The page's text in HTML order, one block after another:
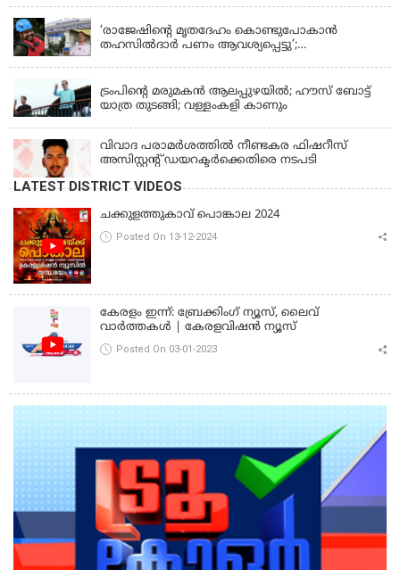
‘രാജേഷിന്‍റെ മൃതദേഹം കൊണ്ടുപോകാന്‍
തഹസില്‍ദാര്‍ പണം ആവശ്യപ്പെട്ടു’;
ട്രംപിന്റെ മരുമകന്‍ ആലപ്പുഴയില്‍; ഹൗസ് ബോട്ട്
യാത്ര തുടങ്ങി; വള്ളംകളി കാണും
വിവാദ പരാമര്‍ശത്തില്‍ നീണ്ടകര ഫിഷറീസ്
അസിസ്റ്റന്റ് ഡയറക്ടര്‍ക്കെതിരെ നടപടി
LATEST DISTRICT VIDEOS
ചക്കുളത്തുകാവ് പൊങ്കാല 2024
Posted On 13-12-2024
കേരളം ഇന്ന്: ബ്രേക്കിംഗ് ന്യൂസ്, ലൈവ്
വാർത്തകൾ | കേരളവിഷൻ ന്യൂസ്
Posted On 03-01-2023